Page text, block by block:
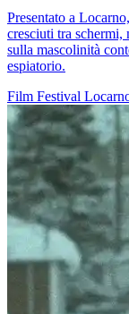
Presentato a
cresciuti tra schermi,
sulla mascolinità
espiatorio.
Film Festival